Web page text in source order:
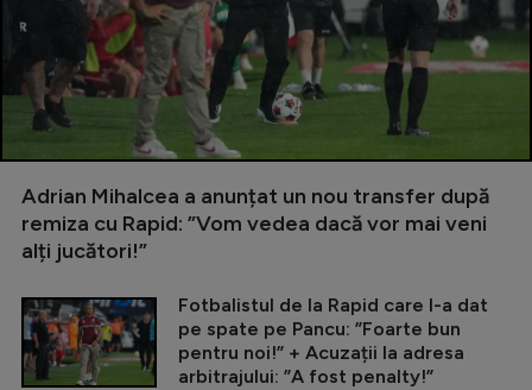
Adrian Mihalcea a anunțat un nou transfer după
remiza cu Rapid: ”Vom vedea dacă vor mai veni
alți jucători!”
Fotbalistul de la Rapid care l-a dat
pe spate pe Pancu: ”Foarte bun
pentru noi!” + Acuzații la adresa
arbitrajului: ”A fost penalty!”